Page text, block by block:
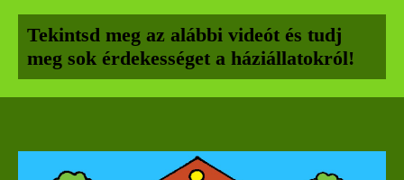
Tekintsd meg az alábbi videót és tudj
meg sok érdekességet a háziállatokról!